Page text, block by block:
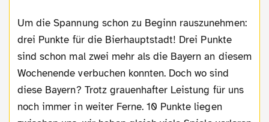
Um die Spannung schon zu Beginn rauszunehmen:
drei Punkte für die Bierhauptstadt! Drei Punkte
sind schon mal zwei mehr als die Bayern an diesem
Wochenende verbuchen konnten. Doch wo sind
diese Bayern? Trotz grauenhafter Leistung für uns
noch immer in weiter Ferne. 10 Punkte liegen